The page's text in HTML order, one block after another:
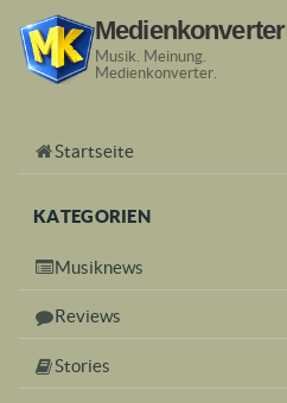
Medienkonverter
Musik. Meinung.
Medienkonverter.
Startseite
KATEGORIEN
Musiknews
Reviews
Stories